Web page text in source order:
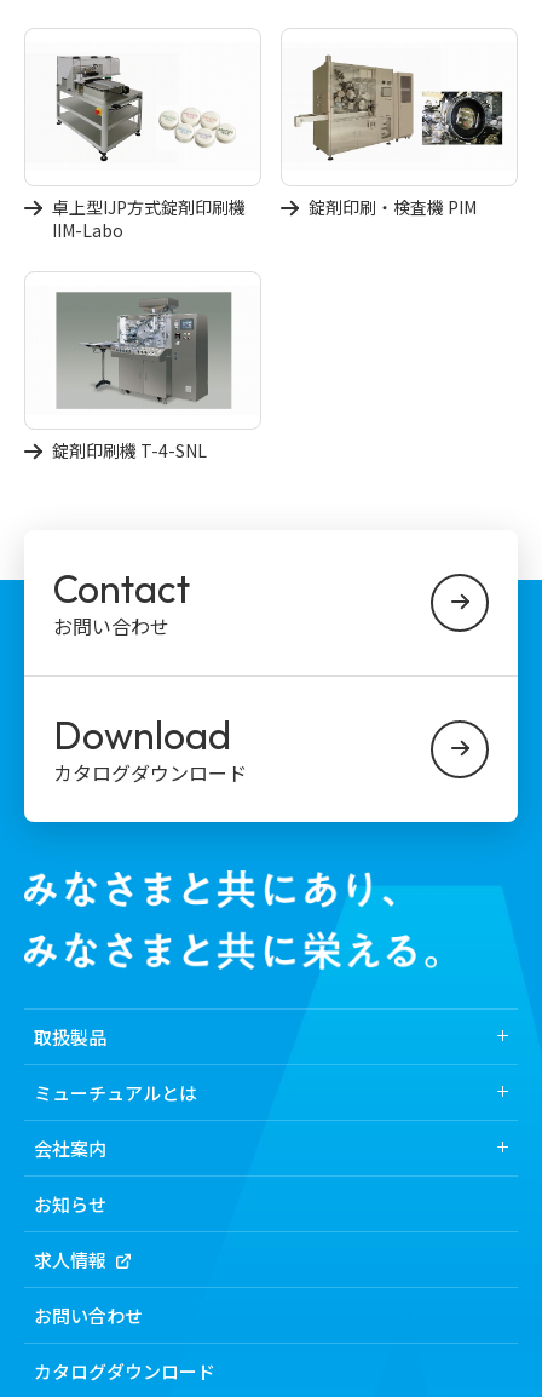
卓上型IJP方式錠剤印刷機
IIM-Labo
錠剤印刷・検査機 PIM
錠剤印刷機 T-4-SNL
Contact
お問い合わせ
Download
カタログダウンロード
取扱製品
医薬品
機能から探す
製剤機
検査機・洗浄機
包装機
ミューチュアルとは
会社案内
経営理念
ミューチュアルの基本方針
お知らせ
求人情報
お問い合わせ
カタログダウンロード